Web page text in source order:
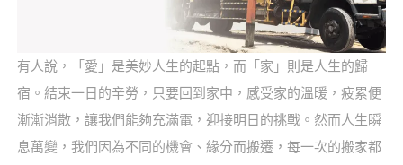
有人說，「愛」是美妙人生的起點，而「家」則是人生的歸
宿。結束一日的辛勞，只要回到家中，感受家的溫暖，疲累便
漸漸消散，讓我們能夠充滿電，迎接明日的挑戰。然而人生瞬
息萬變，我們因為不同的機會、緣分而搬遷，每一次的搬家都